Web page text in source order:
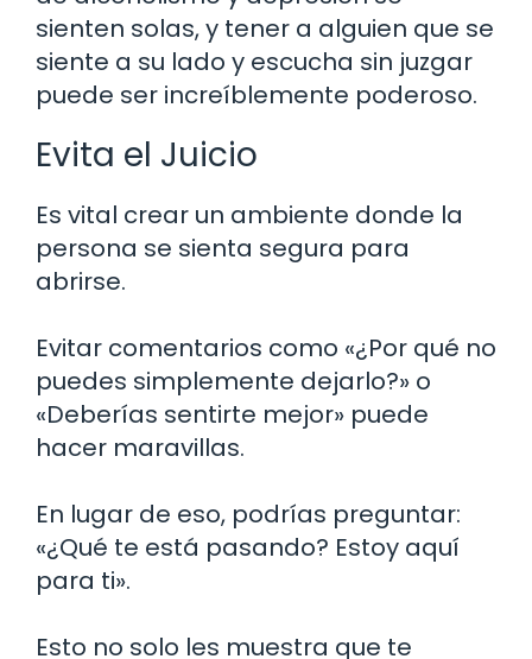
sienten solas, y tener a alguien que se
siente a su lado y escucha sin juzgar
puede ser increíblemente poderoso.
Evita el Juicio
Es vital crear un ambiente donde la
persona se sienta segura para
abrirse.
Evitar comentarios como «¿Por qué no
puedes simplemente dejarlo?» o
«Deberías sentirte mejor» puede
hacer maravillas.
En lugar de eso, podrías preguntar:
«¿Qué te está pasando? Estoy aquí
para ti».
Esto no solo les muestra que te